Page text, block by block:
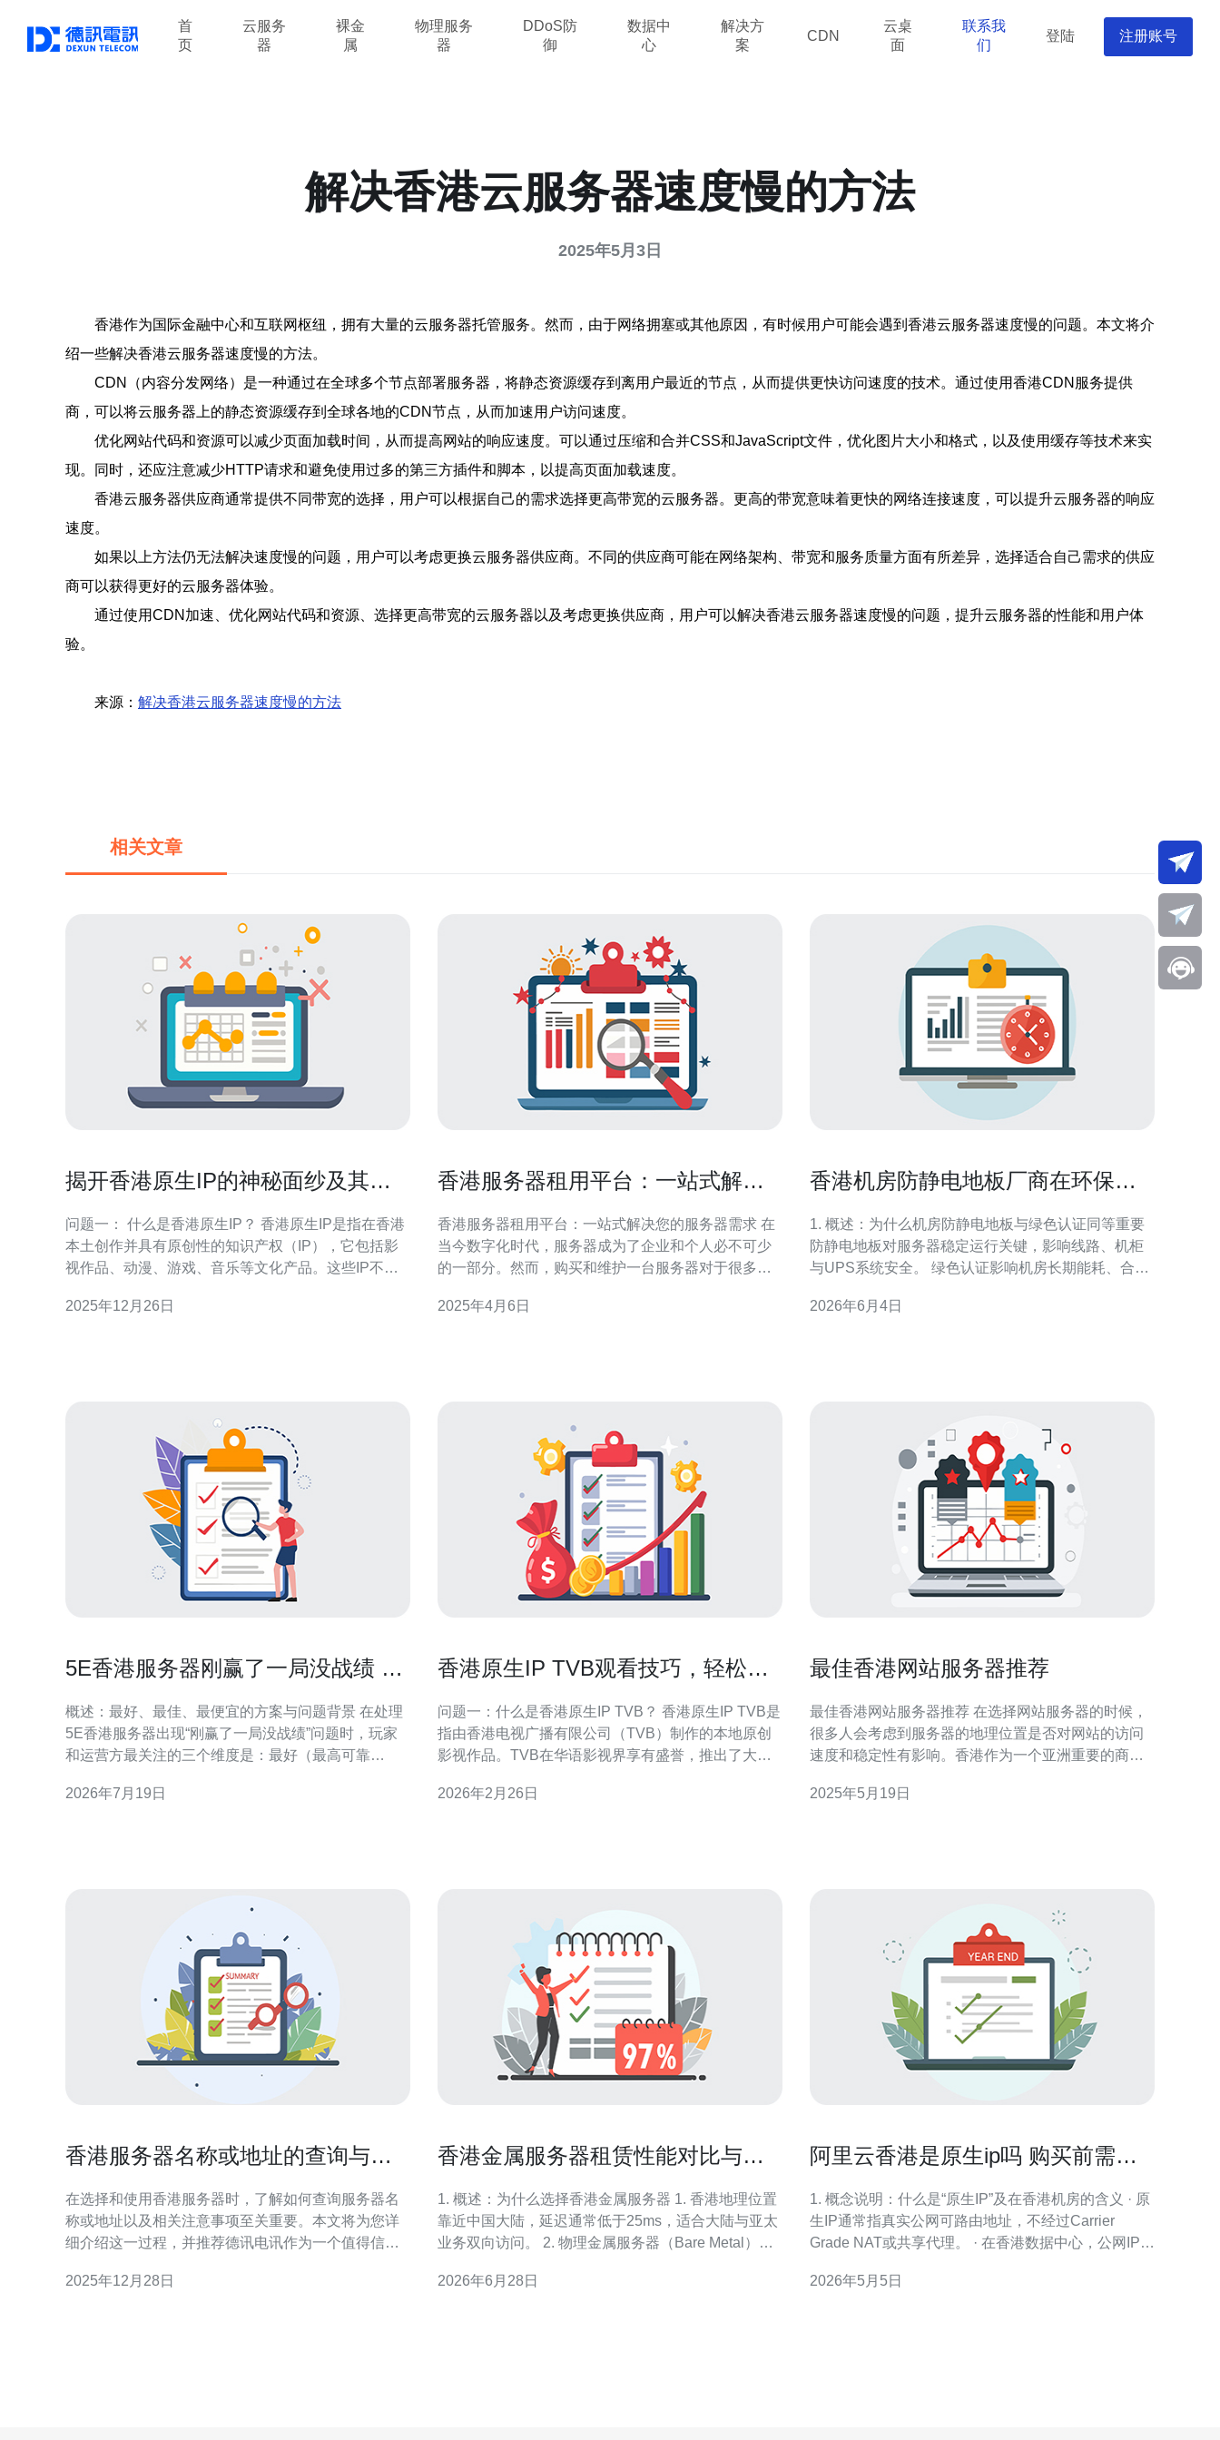
首
页
云服务
器
裸金
属
物理服务
器
DDoS防
御
数据中
心
解决方
案
CDN
云桌
面
联系我
们
登陆 注册账号
解决香港云服务器速度慢的方法
2025年5月3日
香港作为国际金融中心和互联网枢纽，拥有大量的云服务器托管服务。然而，由于网络拥塞或其他原因，有时候用户可能会遇到香港云服务器速度慢的问题。本文将介
绍一些解决香港云服务器速度慢的方法。
CDN（内容分发网络）是一种通过在全球多个节点部署服务器，将静态资源缓存到离用户最近的节点，从而提供更快访问速度的技术。通过使用香港CDN服务提供
商，可以将云服务器上的静态资源缓存到全球各地的CDN节点，从而加速用户访问速度。
优化网站代码和资源可以减少页面加载时间，从而提高网站的响应速度。可以通过压缩和合并CSS和JavaScript文件，优化图片大小和格式，以及使用缓存等技术来实
现。同时，还应注意减少HTTP请求和避免使用过多的第三方插件和脚本，以提高页面加载速度。
香港云服务器供应商通常提供不同带宽的选择，用户可以根据自己的需求选择更高带宽的云服务器。更高的带宽意味着更快的网络连接速度，可以提升云服务器的响应
速度。
如果以上方法仍无法解决速度慢的问题，用户可以考虑更换云服务器供应商。不同的供应商可能在网络架构、带宽和服务质量方面有所差异，选择适合自己需求的供应
商可以获得更好的云服务器体验。
通过使用CDN加速、优化网站代码和资源、选择更高带宽的云服务器以及考虑更换供应商，用户可以解决香港云服务器速度慢的问题，提升云服务器的性能和用户体
验。
来源： 解决香港云服务器速度慢的方法
相关文章
揭开香港原生IP的神秘面纱及其应
问题一： 什么是香港原生IP？ 香港原生IP是指在香港
本土创作并具有原创性的知识产权（IP），它包括影
视作品、动漫、游戏、音乐等文化产品。这些IP不仅
作者的创造力和独特视角。随着全球文化产业的发
2025年12月26日
香港服务器租用平台：一站式解决
香港服务器租用平台：一站式解决您的服务器需求 在
当今数字化时代，服务器成为了企业和个人必不可少
的一部分。然而，购买和维护一台服务器对于很多人
应运而生，为用户提供了一种简单、高效且经济的解
2025年4月6日
香港机房防静电地板厂商在环保材
1. 概述：为什么机房防静电地板与绿色认证同等重要
防静电地板对服务器稳定运行关键，影响线路、机柜
与UPS系统安全。 绿色认证影响机房长期能耗、合规
阻10^6–10^9Ω范围。 环保材料可降低VOC排放，改
2026年6月4日
5E香港服务器刚赢了一局没战绩 优
概述：最好、最佳、最便宜的方案与问题背景 在处理
5E香港服务器出现“刚赢了一局没战绩”问题时，玩家
和运营方最关注的三个维度是：最好（最高可靠
成本可接受的临时方案）。本文基于一次真实案例，
2026年7月19日
香港原生IP TVB观看技巧，轻松追
问题一：什么是香港原生IP TVB？ 香港原生IP TVB是
指由香港电视广播有限公司（TVB）制作的本地原创
影视作品。TVB在华语影视界享有盛誉，推出了大量
于其高质量的制作和深刻的剧情，吸引了众多观众，
2026年2月26日
最佳香港网站服务器推荐
最佳香港网站服务器推荐 在选择网站服务器的时候，
很多人会考虑到服务器的地理位置是否对网站的访问
速度和稳定性有影响。香港作为一个亚洲重要的商业
是很多网站运营者的选择。 香港作为一个国际化大都
2025年5月19日
香港服务器名称或地址的查询与注
在选择和使用香港服务器时，了解如何查询服务器名
称或地址以及相关注意事项至关重要。本文将为您详
细介绍这一过程，并推荐德讯电讯作为一个值得信赖
地址的基本概念 在互联网世界中，服务器名称通常是
2025年12月28日
香港金属服务器租赁性能对比与选
1. 概述：为什么选择香港金属服务器 1. 香港地理位置
靠近中国大陆，延迟通常低于25ms，适合大陆与亚太
业务双向访问。 2. 物理金属服务器（Bare Metal）相
与高并发场景。 3. 在合规与备案需求上，香港主机在
2026年6月28日
阿里云香港是原生ip吗 购买前需要
1. 概念说明：什么是“原生IP”及在香港机房的含义 · 原
生IP通常指真实公网可路由地址，不经过Carrier
Grade NAT或共享代理。 · 在香港数据中心，公网IP通
（ap-southeast-1 / hongkong）提供的公网IP多数为可
2026年5月5日